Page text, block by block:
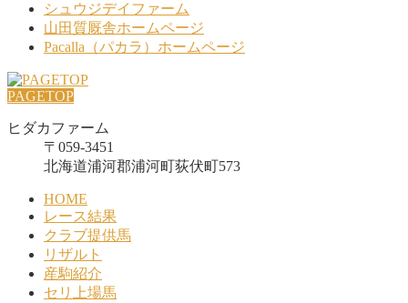
シュウジデイファーム
山田質厩舎ホームページ
Pacalla（パカラ）ホームページ
PAGETOP
ヒダカファーム
〒059-3451
北海道浦河郡浦河町荻伏町573
HOME
レース結果
クラブ提供馬
リザルト
産駒紹介
セリ上場馬